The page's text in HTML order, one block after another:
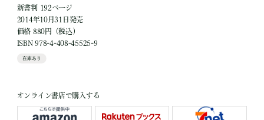
新書判 192ページ
2014年10月31日発売
価格 880円（税込）
ISBN 978-4-408-45525-9
在庫あり
オンライン書店で購入する